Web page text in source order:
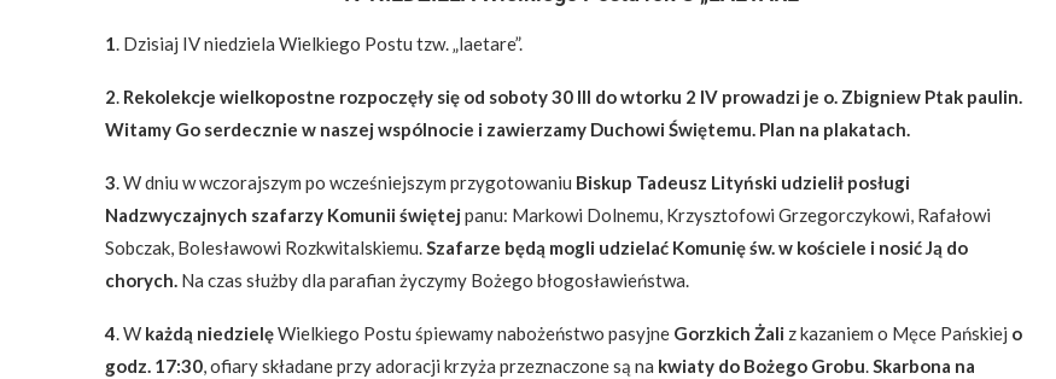
1. Dzisiaj IV niedziela Wielkiego Postu tzw. „laetare”.
2. Rekolekcje wielkopostne rozpoczęły się od soboty 30 III do wtorku 2 IV prowadzi je o. Zbigniew Ptak paulin.
Witamy Go serdecznie w naszej wspólnocie i zawierzamy Duchowi Świętemu. Plan na plakatach.
3. W dniu w wczorajszym po wcześniejszym przygotowaniu Biskup Tadeusz Lityński udzielił posługi
Nadzwyczajnych szafarzy Komunii świętej panu: Markowi Dolnemu, Krzysztofowi Grzegorczykowi, Rafałowi
Sobczak, Bolesławowi Rozkwitalskiemu.Szafarze będą mogli udzielać Komunię św. w kościele i nosić Ją do
chorych. Na czas służby dla parafian życzymy Bożego błogosławieństwa.
4. W każdą niedzielęWielkiego Postu śpiewamy nabożeństwo pasyjne Gorzkich Żali z kazaniem o Męce Pańskiej o
godz. 17:30, ofiary składane przy adoracji krzyża przeznaczone są na kwiaty do Bożego Grobu.Skarbona na